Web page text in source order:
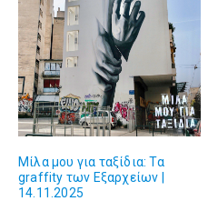
Μίλα μου για ταξίδια: Τα
graffity των Εξαρχείων |
14.11.2025